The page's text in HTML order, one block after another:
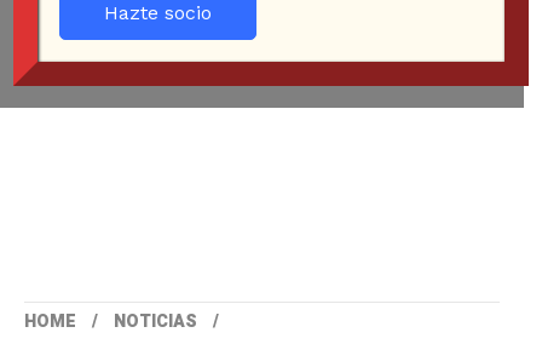
HOME
NOTICIAS
Hazte socio